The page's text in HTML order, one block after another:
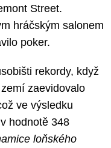
Street.
hráčským salonem
poker.
rekordy, když
zaevidovalo
ve výsledku
hodnotě 348
loňského